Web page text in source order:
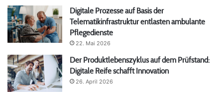
Digitale Prozesse auf Basis der
Telematikinfrastruktur entlasten ambulante
Pflegedienste
22. Mai 2026
Der Produktlebenszyklus auf dem Prüfstand:
Digitale Reife schafft Innovation
26. April 2026